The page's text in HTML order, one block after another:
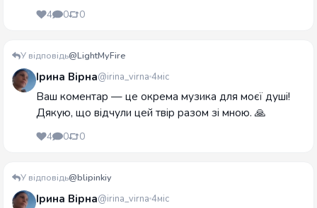
4 0 0
У відповідь@LightMyFire
Ірина Вірна@irina_virna 4міс
Ваш коментар — це окрема музика для моєї душі!
Дякую, що відчули цей твір разом зі мною. 🙏
4 0 0
У відповідь@blipinkiy
Ірина Вірна@irina_virna 4міс